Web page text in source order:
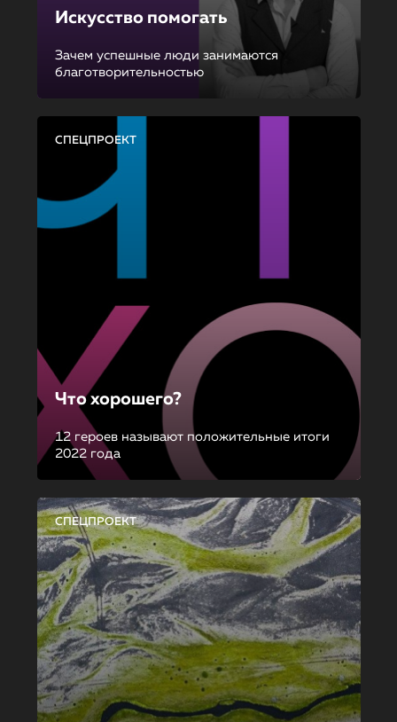
Искусство помогать
Зачем успешные люди занимаются
благотворительностью
СПЕЦПРОЕКТ
Что хорошего?
12 героев называют положительные итоги
2022 года
СПЕЦПРОЕКТ